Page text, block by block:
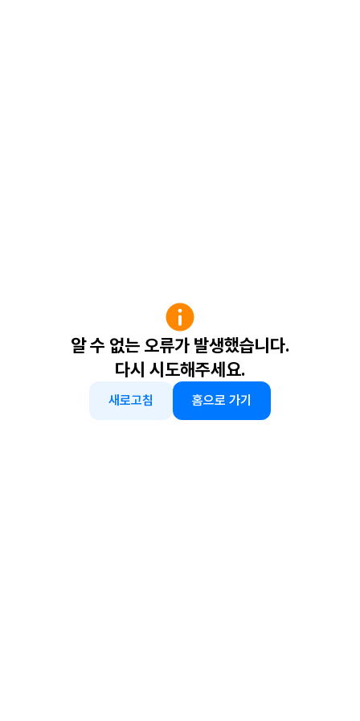
알 수 없는 오류가 발생했습니다.
다시 시도해주세요.
새로고침 홈으로 가기